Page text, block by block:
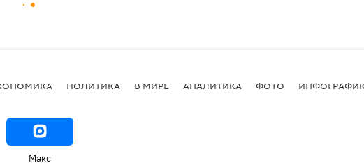
ПОЛИТИКА В МИРЕ АНАЛИТИКА ФОТО
Макс